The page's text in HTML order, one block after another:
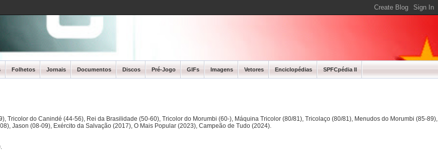
Folhetos Jornais Documentos Discos Pré-Jogo GIFs Imagens Vetores Enciclopédias SPFCpédia II
Tricolor do Canindé (44-56), Rei da Brasilidade (50-60), Tricolor do Morumbi (60-), Máquina Tricolor (80/81), Tricolaço (80/81), Menudos do Morumbi (85-
Jason (08-09), Exército da Salvação (2017), O Mais Popular (2023), Campeão de Tudo (2024).